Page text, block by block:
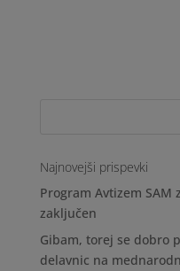
Najnovejši prispevki
Program Avtizem
zaključen
Gibam, torej se dobro
delavnic na